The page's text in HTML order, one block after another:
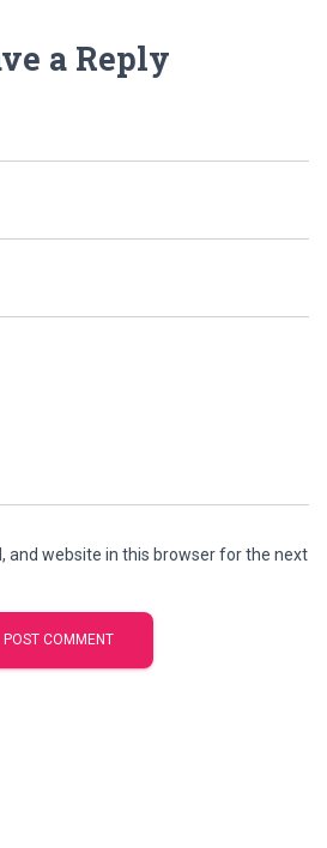
a Reply
and website in this browser for the next